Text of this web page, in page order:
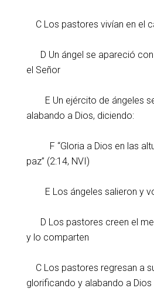
C Los pastores vivían en el
D Un ángel se apareció con
el Señor
E Un ejército de ángeles
alabando a Dios, diciendo:
F “Gloria a Dios en las
paz” (2:14, NVI)
E Los ángeles salieron y
D Los pastores creen el
y lo comparten
C Los pastores regresan a
glorificando y alabando a Dios